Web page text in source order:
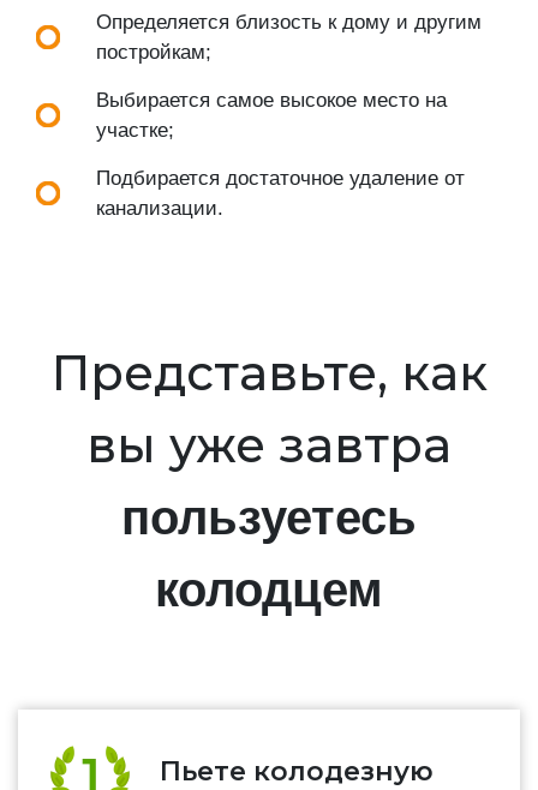
Определяется близость к дому и другим
постройкам;
Выбирается самое высокое место на
участке;
Подбирается достаточное удаление от
канализации.
Представьте, как
вы уже завтра
пользуетесь
колодцем
Пьете колодезную